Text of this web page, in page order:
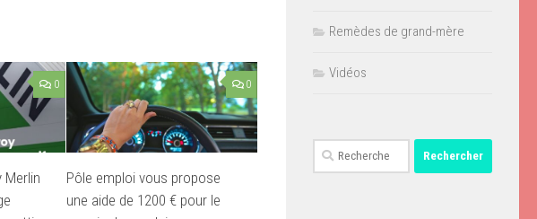
0
Merlin
0
Pôle emploi vous propose
une aide de 1200 € pour le
Remèdes de grand-mère
Vidéos
Rechercher :